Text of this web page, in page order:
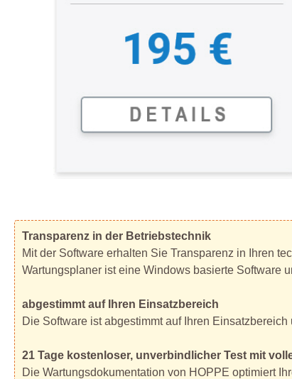
Transparenz in der Betriebstechnik
Mit der Software erhalten Sie Transparenz in Ihren
Wartungsplaner ist eine Windows basierte Software
abgestimmt auf Ihren Einsatzbereich
Die Software ist abgestimmt auf Ihren
21 Tage kostenloser, unverbindlicher Test mit
Die Wartungsdokumentation von HOPPE optimiert